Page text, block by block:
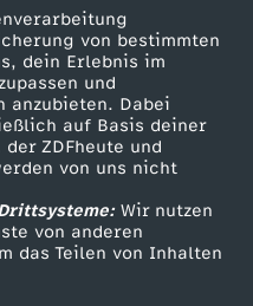
von bestimmten
dein Erlebnis im
und
anzubieten. Dabei
auf Basis deiner
ZDFheute und
von uns nicht
Wir nutzen
von anderen
das Teilen von Inhalten